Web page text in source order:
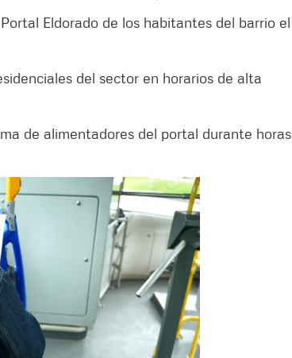
Eldorado de los habitantes del barrio el
del sector en horarios de alta
de alimentadores del portal durante horas